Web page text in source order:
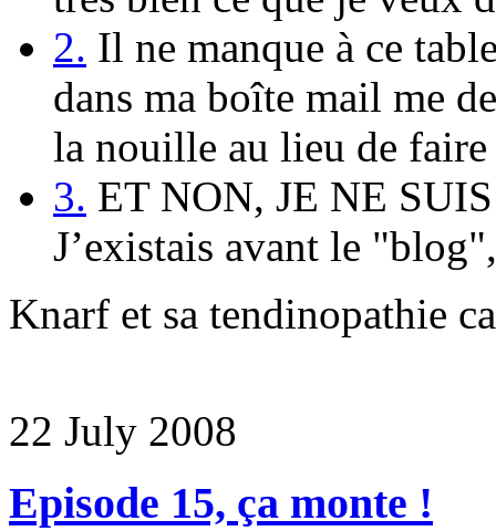
2. Il ne manque à ce
dans ma boîte mail me
la nouille au lieu de faire
3. ET NON, JE NE
J’existais avant le
Knarf et sa tendinopathie
22 July 2008
Episode 15, ça monte !